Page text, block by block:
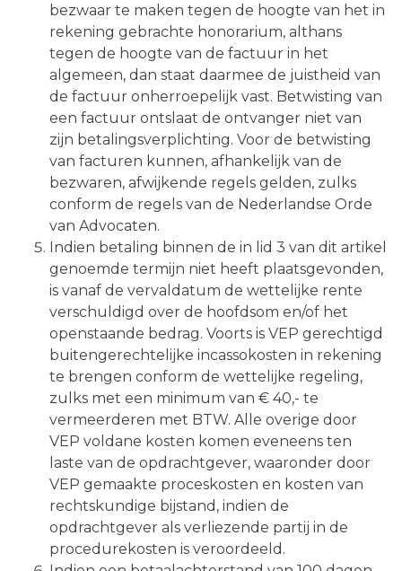
bezwaar te maken tegen de hoogte van het in
rekening gebrachte honorarium, althans
tegen de hoogte van de factuur in het
algemeen, dan staat daarmee de juistheid van
de factuur onherroepelijk vast. Betwisting van
een factuur ontslaat de ontvanger niet van
zijn betalingsverplichting. Voor de betwisting
van facturen kunnen, afhankelijk van de
bezwaren, afwijkende regels gelden, zulks
conform de regels van de Nederlandse Orde
van Advocaten.
Indien betaling binnen de in lid 3 van dit artikel
genoemde termijn niet heeft plaatsgevonden,
is vanaf de vervaldatum de wettelijke rente
verschuldigd over de hoofdsom en/of het
openstaande bedrag. Voorts is VEP gerechtigd
buitengerechtelijke incassokosten in rekening
te brengen conform de wettelijke regeling,
zulks met een minimum van € 40,- te
vermeerderen met BTW. Alle overige door
VEP voldane kosten komen eveneens ten
laste van de opdrachtgever, waaronder door
VEP gemaakte proceskosten en kosten van
rechtskundige bijstand, indien de
opdrachtgever als verliezende partij in de
procedurekosten is veroordeeld.